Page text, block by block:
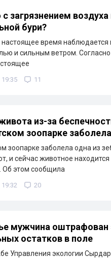
загрязнением
бури?
настоящее время наблюдается
и сильным ветром.
19:35 11
из-за
зоопарке
зоопарке заболела одна из
и сейчас животное
Об этом сообщила
19:32 20
мужчина оштрафован
остатков в поле
Управления экологии